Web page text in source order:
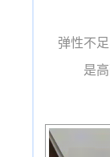
弹性不
是